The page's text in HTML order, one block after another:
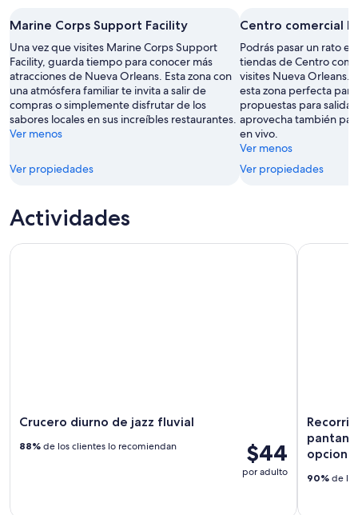
Marine Corps Support Facility
Una vez que visites Marine Corps Support
Facility, guarda tiempo para conocer más
atracciones de Nueva Orleans. Esta zona con
una atmósfera familiar te invita a salir de
compras o simplemente disfrutar de los
sabores locales en sus increíbles restaurantes.
Ver menos
Ver propiedades
Centro comercial
Podrás pasar un rato
tiendas de Centro
visites Nueva Orleans.
esta zona perfecta
propuestas para
aprovecha también
en vivo.
Ver menos
Ver propiedades
Actividades
Crucero diurno de jazz fluvial
$44
por adulto
88% de los clientes lo recomiendan
Crucero diurno de jazz fluvial
opcional
90% de